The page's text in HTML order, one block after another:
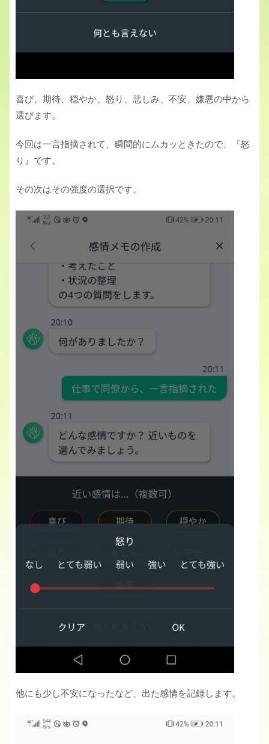
喜び、期待、穏やか、怒り、悲しみ、不安、嫌悪の中から
選びます。
今回は一言指摘されて、瞬間的にムカッときたので、『怒
り』です。
その次はその強度の選択です。
他にも少し不安になったなど、出た感情を記録します。